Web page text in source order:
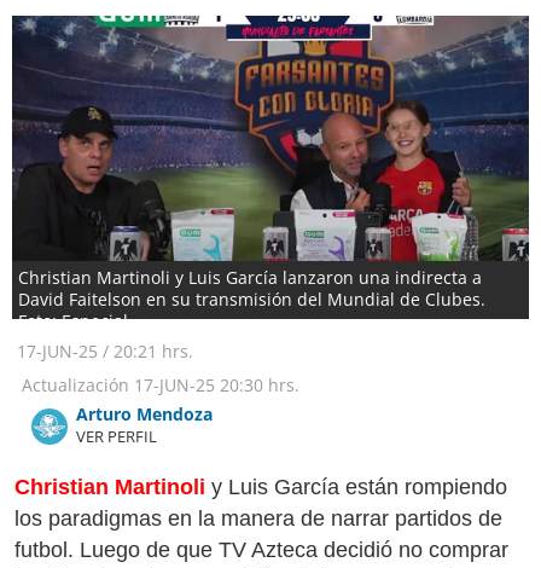
Christian Martinoli y Luis García lanzaron una indirecta a
David Faitelson en su transmisión del Mundial de Clubes.
Foto: Especial
17-JUN-25 / 20:21 hrs.
Actualización 17-JUN-25 20:30 hrs.
Arturo Mendoza
VER PERFIL
Christian Martinoli y Luis García están rompiendo
los paradigmas en la manera de narrar partidos de
futbol. Luego de que TV Azteca decidió no comprar